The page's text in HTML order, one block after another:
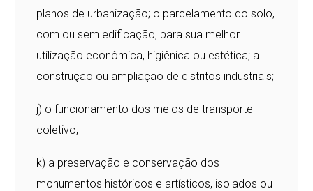
planos de urbanização; o parcelamento do solo,
com ou sem edificação, para sua melhor
utilização econômica, higiênica ou estética; a
construção ou ampliação de distritos industriais;
j) o funcionamento dos meios de transporte
coletivo;
k) a preservação e conservação dos
monumentos históricos e artísticos, isolados ou